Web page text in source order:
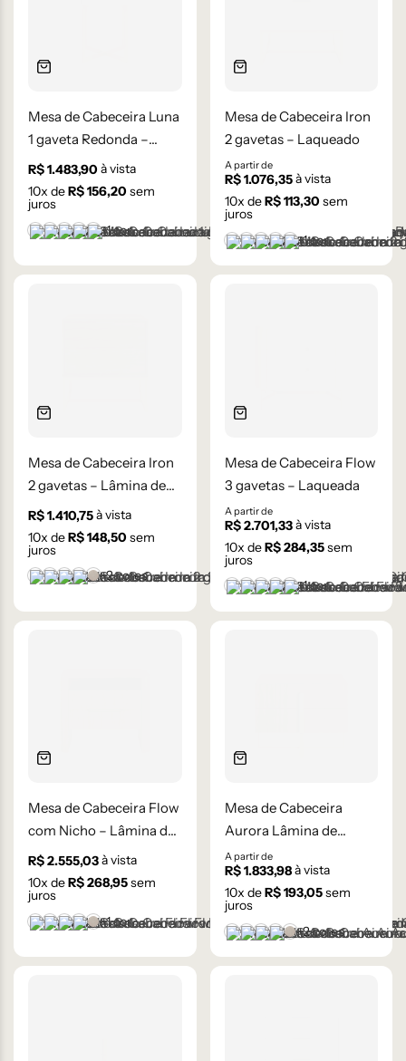
Mesa de Cabeceira Luna
1 gaveta Redonda –
Laqueada
R$1.483,90 à vista
10x deR$156,20 sem
juros
Branco
Cinza Médio
Frapê
Mocha Mousse
Preto
+1 cor
Mesa de Cabeceira Iron
2 gavetas – Laqueado
A partir de
R$1.076,35à vista
10x deR$113,30 sem
juros
Branco
Cinza Médio
Frapê
Mocha Mousse
Preto
+1 cor
Mesa de Cabeceira Iron
2 gavetas – Lâmina de
Madeira Carvalho
R$1.410,75à vista
10x deR$148,50 sem
juros
Castanho
Champanhe
Cinza Grafite Metalizado
Ébano
Lâmina Frapê
+2 cores
Mesa de Cabeceira Flow
3 gavetas – Laqueada
A partir de
R$2.701,33à vista
10x deR$284,35sem
juros
Branco
Cinza Médio
Frapê
Mocha Mousse
Preto
+1 cor
Mesa de Cabeceira Flow
com Nicho – Lâmina de
madeira Carvalho
Natural
R$2.555,03à vista
10x deR$268,95sem
juros
Castanho
Champanhe
Cinza Grafite Metalizado
Ébano
Lâmina Frapê
+1 cor
Mesa de Cabeceira
Aurora Lâmina de
Madeira Carvalho
A partir de
R$1.833,98à vista
10x deR$193,05sem
juros
Castanho
Champanhe
Cinza Grafite
Ébano
Lâmina Frapê
+2 cores